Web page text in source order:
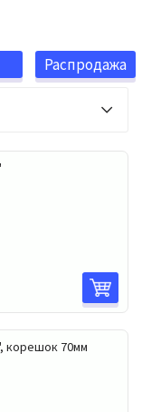
Распродажа
корешок 70мм